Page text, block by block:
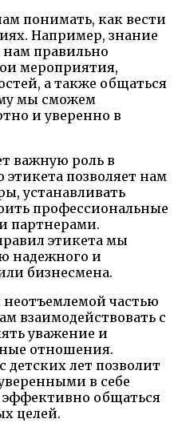
понимать, как вести
Например, знание
правильно
мероприятия,
а также общаться
мы сможем
и уверенно в
важную роль в
этикета позволяет нам
устанавливать
профессиональные
партнерами.
этикета мы
надежного и
бизнесмена.
неотъемлемой частью
взаимодействовать с
уважение и
отношения.
детских лет позволит
в себе
общаться
целей.